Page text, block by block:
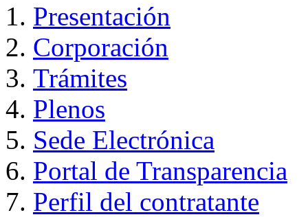
Presentación
Corporación
Trámites
Plenos
Sede Electrónica
Portal de Transparencia
Perfil del contratante